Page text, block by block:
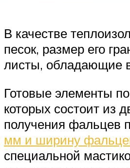
В качестве
песок, размер его
листы, обладающие
Готовые элементы
которых состоит из
получения фальцев
мм и ширину
специальной